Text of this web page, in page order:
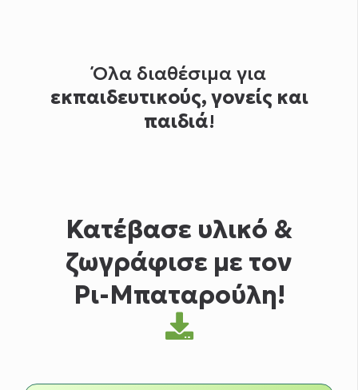
Όλα διαθέσιμα για
εκπαιδευτικούς, γονείς και
παιδιά!
Κατέβασε υλικό &
ζωγράφισε με τον
Ρι-Μπαταρούλη!